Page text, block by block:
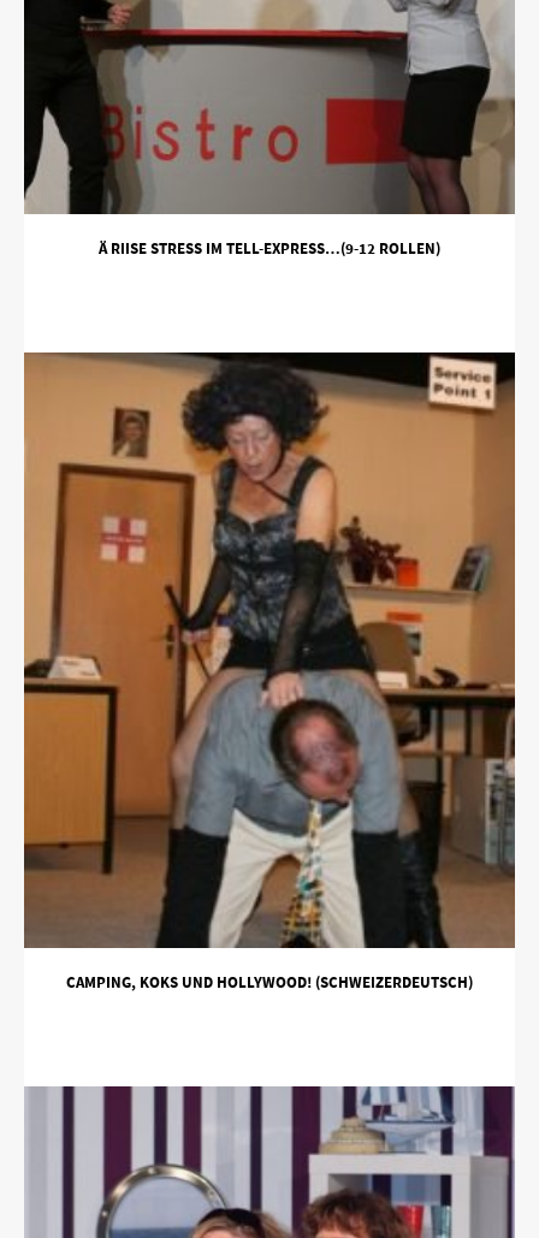
Ä RIISE STRESS IM TELL-EXPRESS…(9-12 ROLLEN)
CAMPING, KOKS UND HOLLYWOOD! (SCHWEIZERDEUTSCH)